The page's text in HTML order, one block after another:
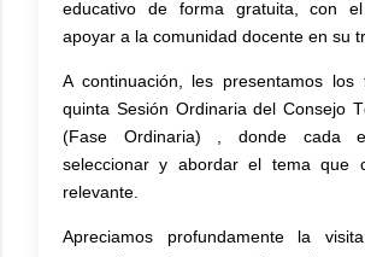
educativo de forma gratuita, con
apoyar a la comunidad docente en su
A continuación, les presentamos los
quinta Sesión Ordinaria del Consejo
(Fase Ordinaria) , donde cada
seleccionar y abordar el tema que
relevante.
Apreciamos profundamente la